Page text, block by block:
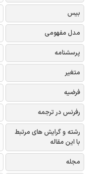
بیس
مدل مفهومی
پرسشنامه
متغیر
فرضیه
رفرنس در ترجمه
رشته و گرایش های مرتبط
با این مقاله
مجله